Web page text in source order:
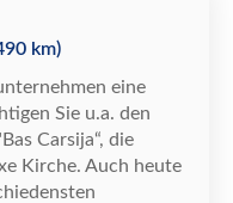
km)
eine
Sie u.a. den
Carsija“, die
Kirche. Auch heute